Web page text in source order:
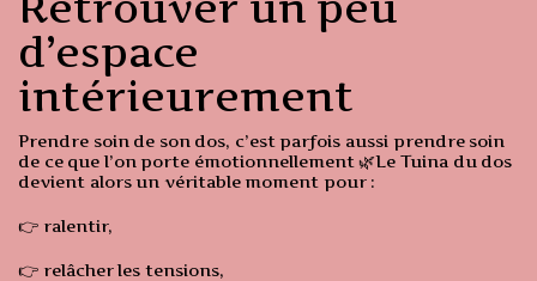
d’espace
intérieurement
Prendre soin de son dos, c’est parfois aussi prendre soin
de ce que l’on porte émotionnellement 🌿Le Tuina du dos
devient alors un véritable moment pour :
👉 ralentir,
👉 relâcher les tensions,